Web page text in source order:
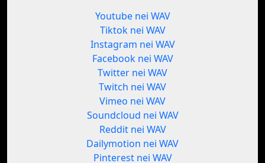
Youtube nei WAV
Tiktok nei WAV
Instagram nei WAV
Facebook nei WAV
Twitter nei WAV
Twitch nei WAV
Vimeo nei WAV
Soundcloud nei WAV
Reddit nei WAV
Dailymotion nei WAV
Pinterest nei WAV